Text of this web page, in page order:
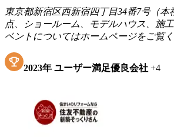
東京都新宿区西新宿四丁目34番7号（本
点、ショールーム、モデルハウス、施
ベントについてはホームページをご覧く
2023年 ユーザー満足優良会社 +4